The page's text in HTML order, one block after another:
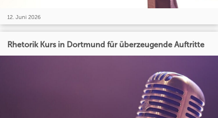
12. Juni 2026
Rhetorik Kurs in Dortmund für überzeugende Auftritte